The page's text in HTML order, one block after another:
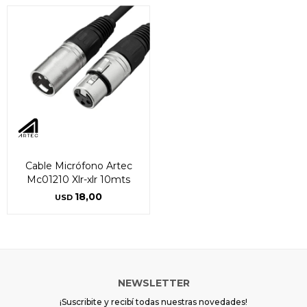
Cable Micrófono Artec
Mc01210 Xlr-xlr 10mts
USD 18,00
NEWSLETTER
¡Suscribite y recibí todas nuestras novedades!